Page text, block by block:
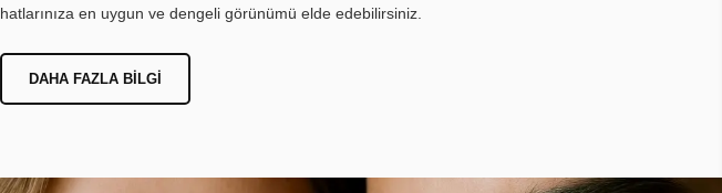
hatlarınıza en uygun ve dengeli görünümü elde edebilirsiniz.
DAHA FAZLA BILGI